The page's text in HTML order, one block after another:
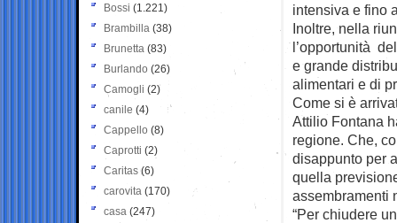
intensiva e fino
Inoltre, nella
l’opportunità
e grande
alimentari e di
Come si è
Attilio Fontana
regione. Che,
disappunto per
quella
assembramenti
“Per chiudere
Bossi (1.221)
Brambilla (38)
Brunetta (83)
Burlando (26)
Camogli (2)
canile (4)
Cappello (8)
Caprotti (2)
Caritas (6)
carovita (170)
casa (247)